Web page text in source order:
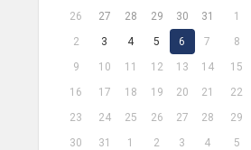
26 27 28 29 30 31
1
2
3 4 5 6 7
8
9
10 11 12 13 14
15
16
17 18 19 20 21
22
23
24 25 26 27 28
29
30
31 1 2 3 4 5